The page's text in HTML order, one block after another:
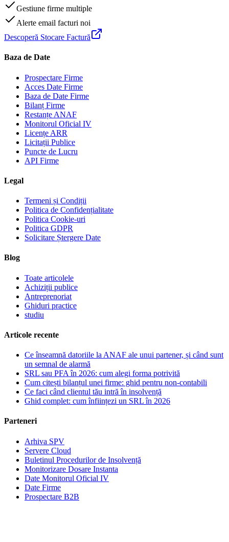
Gestiune firme multiple
Alerte email facturi noi
Descoperă Stocare Factură
Baza de Date
Prospectare Firme
Acces Date Firme
Baza de Date Firme
Bilanț Firme
Restanțe ANAF
Monitorul Oficial IV
Licențe ARR
Licitații Publice
Puncte de Lucru
API Firme
Legal
Termeni și Condiții
Politica de Confidențialitate
Politica Cookie-uri
Politica GDPR
Solicitare Ștergere Date
Blog
Toate articolele
Achiziții publice
Antreprenoriat
Ghiduri practice
studiu
Articole recente
Ce înseamnă datoriile la ANAF ale unui partener, și când sunt
un semnal de alarmă
SRL sau PFA în 2026: cum alegi forma potrivită
Cum citești bilanțul unei firme: ghid pentru non-contabili
Ce faci când clientul tău intră în insolvență
Ghid complet: cum înființezi un SRL în 2026
Parteneri
Arhiva SPV
Servere Cloud
Buletinul Procedurilor de Insolvență
Monitorizare Dosare Instanta
Date Monitorul Oficial IV
Date Firme
Prospectare B2B